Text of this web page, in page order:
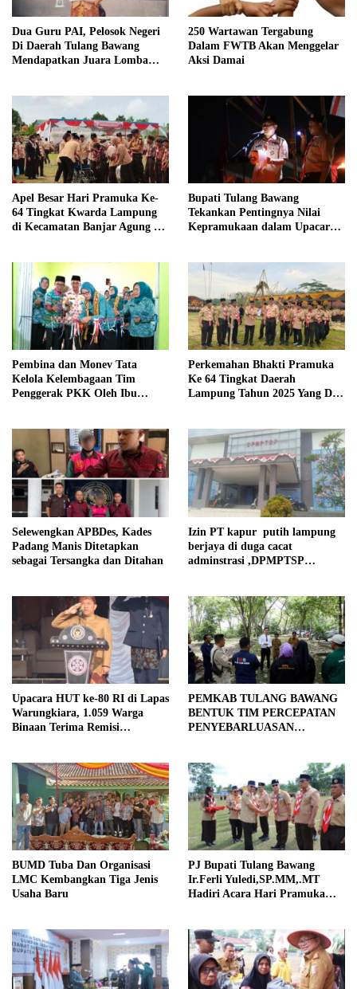
Dua Guru PAI, Pelosok Negeri
Di Daerah Tulang Bawang
Mendapatkan Juara Lomba
250 Wartawan Tergabung
Dalam FWTB Akan Menggelar
Aksi Damai
Apel Besar Hari Pramuka Ke-
64 Tingkat Kwarda Lampung
di Kecamatan Banjar Agung Di
Bupati Tulang Bawang
Tekankan Pentingnya Nilai
Kepramukaan dalam Upacara
Pembina dan Monev Tata
Kelola Kelembagaan Tim
Penggerak PKK Oleh Ibu
Perkemahan Bhakti Pramuka
Ke 64 Tingkat Daerah
Lampung Tahun 2025 Yang Di
Selewengkan APBDes, Kades
Padang Manis Ditetapkan
sebagai Tersangka dan Ditahan
Izin PT kapur putih lampung
berjaya di duga cacat
adminstrasi ,DPMPTSP
Upacara HUT ke-80 RI di Lapas
Warungkiara, 1.059 Warga
Binaan Terima Remisi
PEMKAB TULANG BAWANG
BENTUK TIM PERCEPATAN
PENYEBARLUASAN
BUMD Tuba Dan Organisasi
LMC Kembangkan Tiga Jenis
Usaha Baru
PJ Bupati Tulang Bawang
Ir.Ferli Yuledi,SP.MM,.MT
Hadiri Acara Hari Pramuka